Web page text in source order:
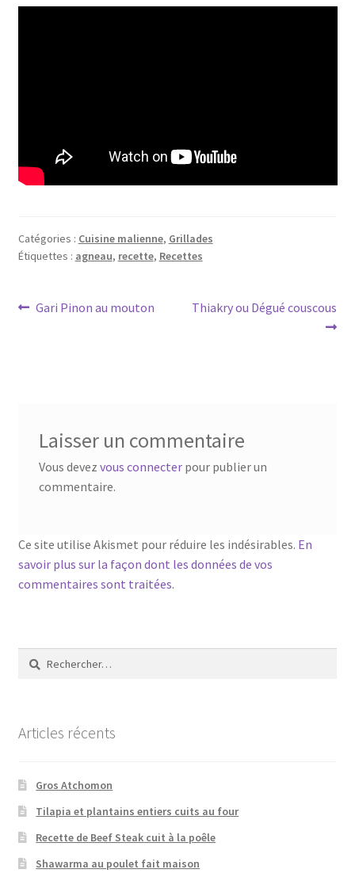
Catégories : Cuisine malienne, Grillades
Étiquettes : agneau, recette, Recettes
Navigation
Article
Gari Pinon au mouton
Article
Thiakry ou Dégué couscous
Laisser un commentaire
Vous devez vous connecterpour publier un
commentaire.
Ce site utilise Akismet pour réduire les indésirables. En
savoir plus sur la façon dont les données de vos
commentaires sont traitées.
Rechercher :
Articles récents
Gros Atchomon
Tilapia et plantains entiers cuits au four
Recette de Beef Steak cuit à la poêle
Shawarma au poulet fait maison